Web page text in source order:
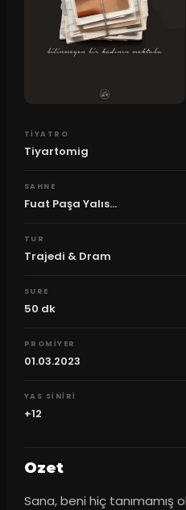
TIYATRO
Tiyartomig
SAHNE
Fuat Paşa Yalıs...
TUR
Trajedi & Dram
SURE
50 dk
PROMIYER
01.03.2023
YAS SINIRI
+12
Ozet
Sana, beni hiç tanımamış